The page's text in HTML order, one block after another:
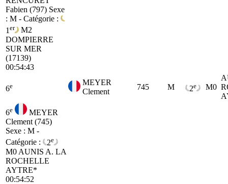
Fabien (797) Sexe
: M - Catégorie :
1 er
M2
DOMPIERRE
SUR MER
(17139)
00:54:43
6e
MEYER
Clement
745 M 2e M0
6e
MEYER
Clement (745)
Sexe : M -
Catégorie :
2e
M0 AUNIS A. LA
ROCHELLE
AYTRE*
00:54:52